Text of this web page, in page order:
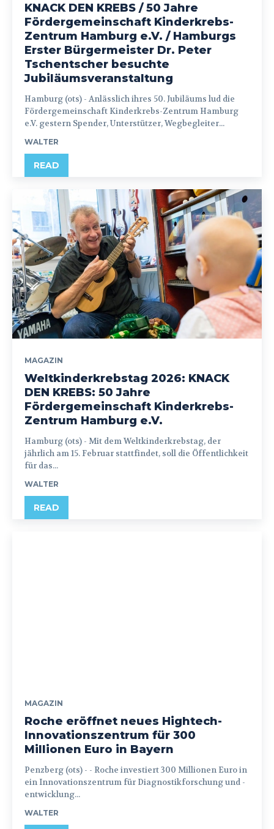
KNACK DEN KREBS / 50 Jahre
Fördergemeinschaft Kinderkrebs-
Zentrum Hamburg e.V. / Hamburgs
Erster Bürgermeister Dr. Peter
Tschentscher besuchte
Jubiläumsveranstaltung
Hamburg (ots) - Anlässlich ihres 50. Jubiläums lud die
Fördergemeinschaft Kinderkrebs-Zentrum Hamburg
e.V. gestern Spender, Unterstützer, Wegbegleiter...
WALTER
READ
MAGAZIN
Weltkinderkrebstag 2026: KNACK
DEN KREBS: 50 Jahre
Fördergemeinschaft Kinderkrebs-
Zentrum Hamburg e.V.
Hamburg (ots) - Mit dem Weltkinderkrebstag, der
jährlich am 15. Februar stattfindet, soll die Öffentlichkeit
für das...
WALTER
READ
MAGAZIN
Roche eröffnet neues Hightech-
Innovationszentrum für 300
Millionen Euro in Bayern
Penzberg (ots) - - Roche investiert 300 Millionen Euro in
ein Innovationszentrum für Diagnostikforschung und -
entwicklung...
WALTER